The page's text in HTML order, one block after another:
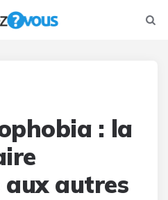
: la
autres